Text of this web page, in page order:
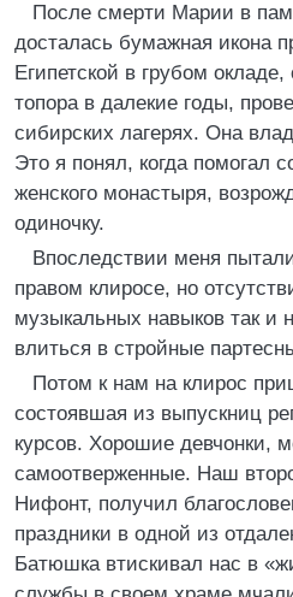
После смерти Марии в
досталась бумажная икона
Египетской в грубом
топора в далекие годы,
сибирских лагерях. Она
Это я понял, когда помогал
женского монастыря,
одиночку.
Впоследствии меня
правом клиросе, но
музыкальных навыков так и
влиться в стройные
Потом к нам на клирос
состоявшая из выпускниц
курсов. Хорошие девчонки,
самоотверженные. Наш
Нифонт, получил
праздники в одной из
Батюшка втискивал нас в